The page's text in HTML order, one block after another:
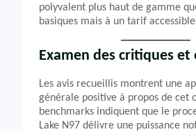
polyvalent plus haut de gamme
basiques mais à un tarif
Examen des critiques et
Les avis recueillis montrent une
générale positive à propos de cet
benchmarks indiquent que le
Lake N97 délivre une puissance